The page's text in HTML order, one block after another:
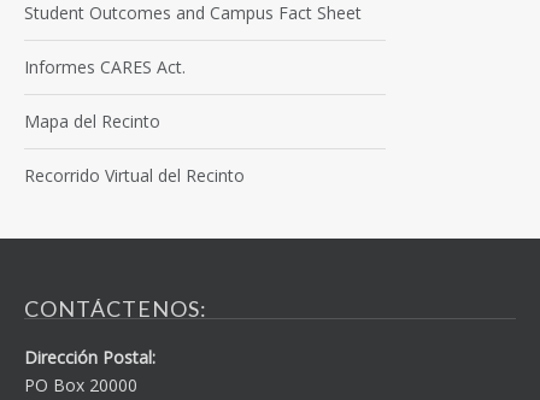
Student Outcomes and Campus Fact Sheet
Informes CARES Act.
Mapa del Recinto
Recorrido Virtual del Recinto
CONTÁCTENOS:
Dirección Postal:
PO Box 20000